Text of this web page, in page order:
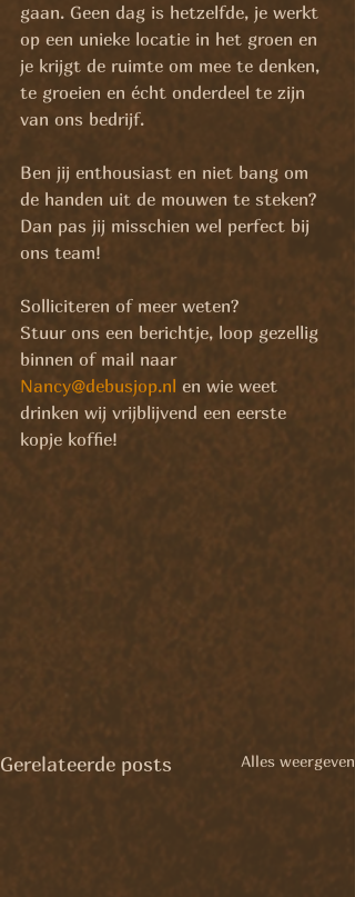
gaan. Geen dag is hetzelfde, je werkt
op een unieke locatie in het groen en
je krijgt de ruimte om mee te denken,
te groeien en écht onderdeel te zijn
van ons bedrijf.
Ben jij enthousiast en niet bang om
de handen uit de mouwen te steken?
Dan pas jij misschien wel perfect bij
ons team!
Solliciteren of meer weten?
Stuur ons een berichtje, loop gezellig
binnen of mail naar
Nancy@debusjop.nl en wie weet
drinken wij vrijblijvend een eerste
kopje koffie!
Gerelateerde posts Alles weergeven